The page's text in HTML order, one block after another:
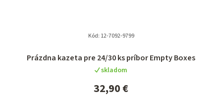
Prázdna kazeta pre 24/30 ks príbor Empty Boxes
skladom
32,90 €
Kód: 12-7092-9799